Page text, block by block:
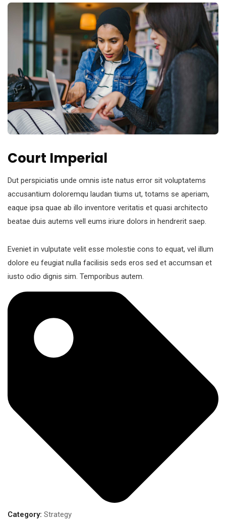
Court Imperial
Dut perspiciatis unde omnis iste natus error sit voluptatems
accusantium doloremqu laudan tiums ut, totams se aperiam,
eaque ipsa quae ab illo inventore veritatis et quasi architecto
beatae duis autems vell eums iriure dolors in hendrerit saep.
Eveniet in vulputate velit esse molestie cons to equat, vel illum
dolore eu feugiat nulla facilisis seds eros sed et accumsan et
iusto odio dignis sim. Temporibus autem.
Category: Strategy